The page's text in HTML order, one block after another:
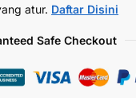
atur. Daftar Disini
Safe Checkout